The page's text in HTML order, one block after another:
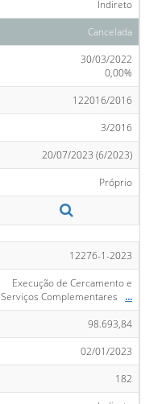
Indireto
Cancelada
30/03/2022
0,00%
122016/2016
3/2016
20/07/2023 (6/2023)
Próprio
12276-1-2023
Execução de Cercamento e
Serviços Complementares
...
98.693,84
02/01/2023
182